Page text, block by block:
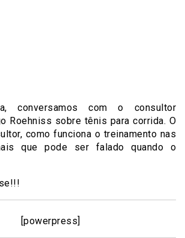
conversamos com o consultor
Roehniss sobre tênis para corrida. O
como funciona o treinamento nas
que pode ser falado quando o
[powerpress]